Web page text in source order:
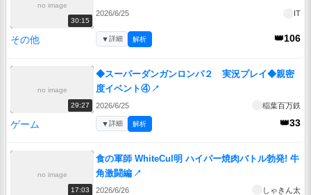
no image
30:15
2026/6/25 IT
その他 👑106
▼詳細 解析
no image
29:27
◆スーパーダンガンロンパ２ 実況プレイ◆親密
度イベント④ ↗
2026/6/25 稲葉百万鉄
ゲーム 👑33
▼詳細 解析
no image
17:03
食の軍師 WhiteCul明 ハイパー焼肉バトル勃発! 牛
角激闘編 ↗
2026/6/26 しゃきん太